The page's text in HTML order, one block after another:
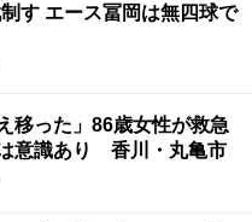
す エース冨岡は無四球で
移った」86歳女性が救急
意識あり 香川・丸亀市